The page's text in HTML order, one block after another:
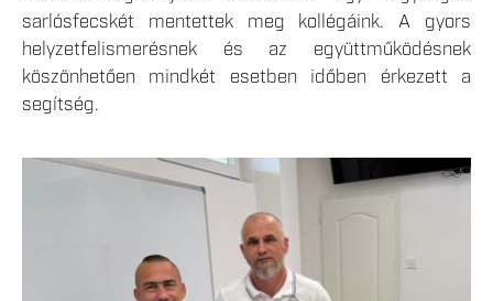
sarlósfecskét mentettek meg kollégáink. A gyors
helyzetfelismerésnek és az együttműködésnek
köszönhetően mindkét esetben időben érkezett a
segítség.